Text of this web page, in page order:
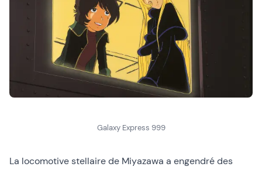
Galaxy Express 999
La locomotive stellaire de Miyazawa a engendré des